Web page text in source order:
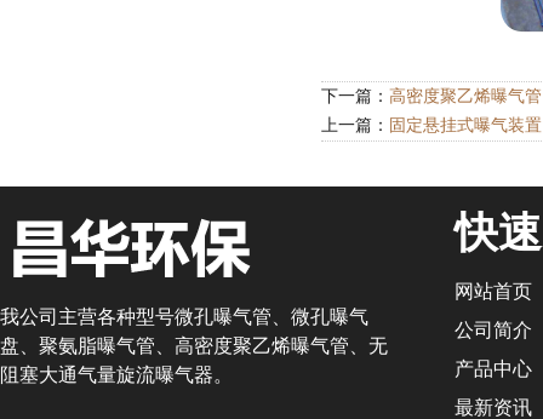
下一篇： 高密度聚乙烯曝气管
上一篇： 固定悬挂式曝气装置
我公司主营各种型号微孔曝气管、微孔曝气
盘、聚氨脂曝气管、高密度聚乙烯曝气管、无
阻塞大通气量旋流曝气器。
快
网站首页
公司简介
产品中心
最新资讯